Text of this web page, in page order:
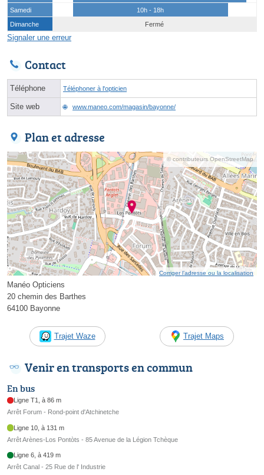
Samedi
10h - 18h
Dimanche
Fermé
Signaler une erreur
Contact
Téléphone Téléphoner à l'opticien
Site web www.maneo.com/magasin/bayonne/
Plan et adresse
© contributeurs OpenStreetMap
Corriger l’adresse ou la localisation
Manéo Opticiens
20 chemin des Barthes
64100 Bayonne
Trajet Waze Trajet Maps
Venir en transports en commun
En bus
Ligne T1, à 86 m
Arrêt Forum - Rond-point d'Atchinetche
Ligne 10, à 131 m
Arrêt Arènes-Los Pontòts - 85 Avenue de la Légion Tchèque
Ligne 6, à 419 m
Arrêt Canal - 25 Rue de l' Industrie